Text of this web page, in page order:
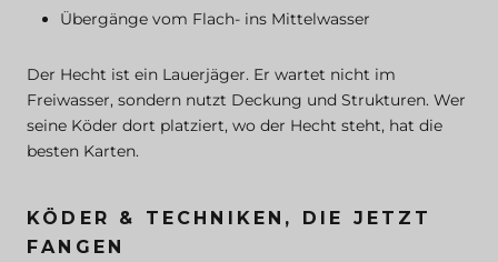
Übergänge vom Flach- ins Mittelwasser
Der Hecht ist ein Lauerjäger. Er wartet nicht im
Freiwasser, sondern nutzt Deckung und Strukturen. Wer
seine Köder dort platziert, wo der Hecht steht, hat die
besten Karten.
KÖDER & TECHNIKEN, DIE JETZT
FANGEN